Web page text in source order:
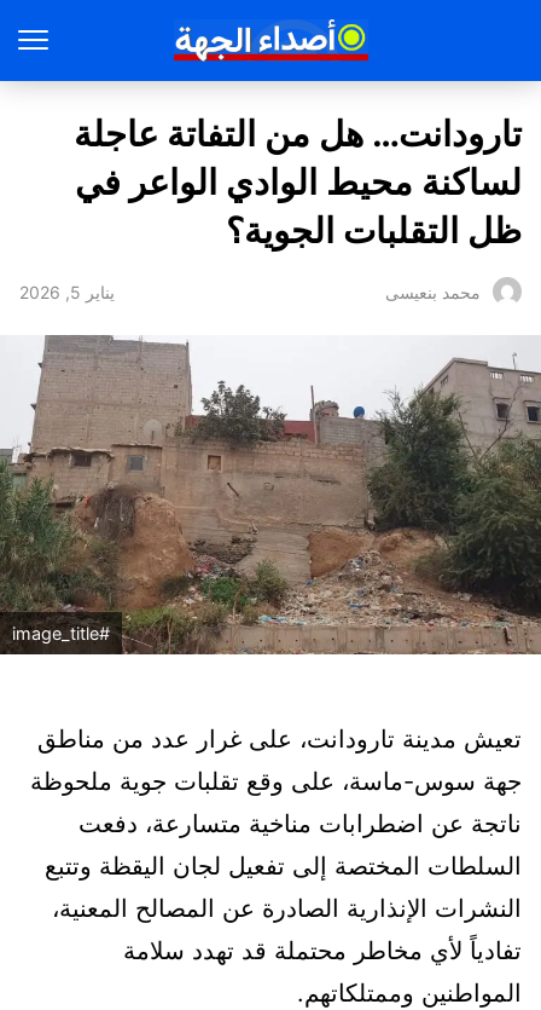
تارودانت… هل من التفاتة عاجلة
لساكنة محيط الوادي الواعر في
ظل التقلبات الجوية؟
محمد بنعيسى يناير 5, 2026
#image_title
تعيش مدينة تارودانت، على غرار عدد من مناطق
جهة سوس-ماسة، على وقع تقلبات جوية ملحوظة
ناتجة عن اضطرابات مناخية متسارعة، دفعت
السلطات المختصة إلى تفعيل لجان اليقظة وتتبع
النشرات الإنذارية الصادرة عن المصالح المعنية،
تفادياً لأي مخاطر محتملة قد تهدد سلامة
المواطنين وممتلكاتهم.